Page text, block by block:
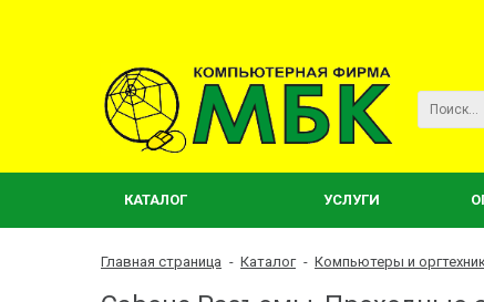
КАТАЛОГ УСЛУГИ
Главная страница - Каталог - Компьютеры и